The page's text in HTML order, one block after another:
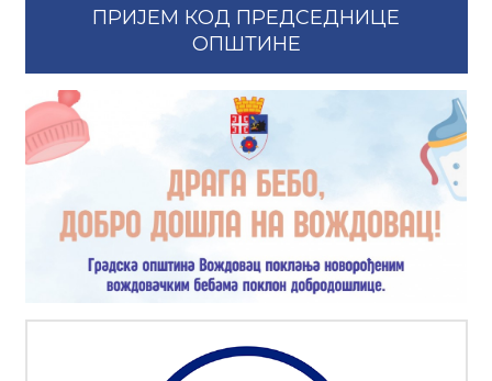
ПРИЈЕМ КОД ПРЕДСЕДНИЦЕ
ОПШТИНЕ